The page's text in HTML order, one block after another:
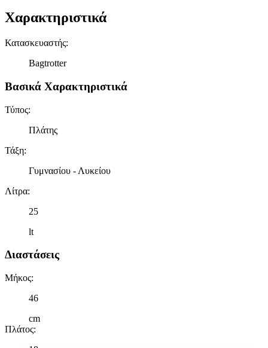
Χαρακτηριστικά
Κατασκευαστής:
Bagtrotter
Βασικά Χαρακτηριστικά
Τύπος:
Πλάτης
Τάξη:
Γυμνασίου - Λυκείου
Λίτρα:
25
lt
Διαστάσεις
Μήκος:
46
cm
Πλάτος: